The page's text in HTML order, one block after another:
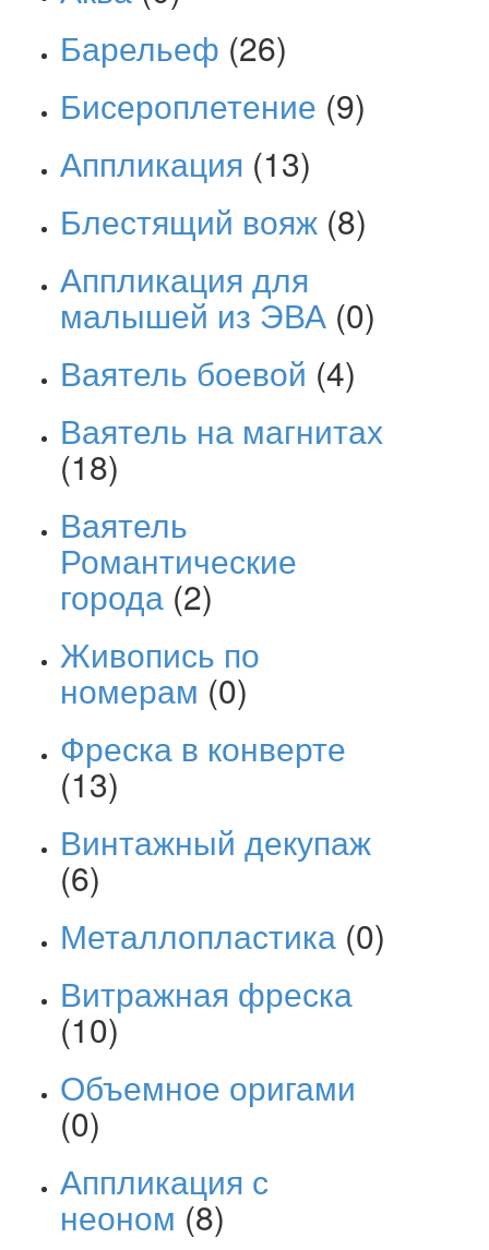
Барельеф (26)
Бисероплетение (9)
Аппликация (13)
Блестящий вояж (8)
Аппликация для
малышей из ЭВА (0)
Ваятель боевой (4)
Ваятель на магнитах
(18)
Ваятель
Романтические
города (2)
Живопись по
номерам (0)
Фреска в конверте
(13)
Винтажный декупаж
(6)
Металлопластика (0)
Витражная фреска
(10)
Объемное оригами
(0)
Аппликация с
неоном (8)